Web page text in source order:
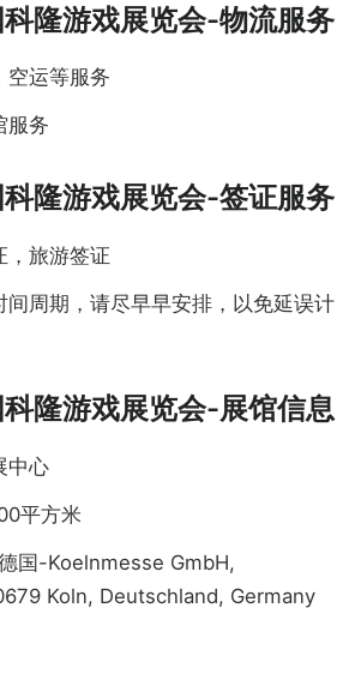
隆游戏展览会-物流服务
空运等服务
服务
隆游戏展览会-签证服务
，旅游签证
间周期，请尽早早安排，以免延误计
隆游戏展览会-展馆信息
中心
平方米
国-Koelnmesse GmbH,
Koln, Deutschland, Germany